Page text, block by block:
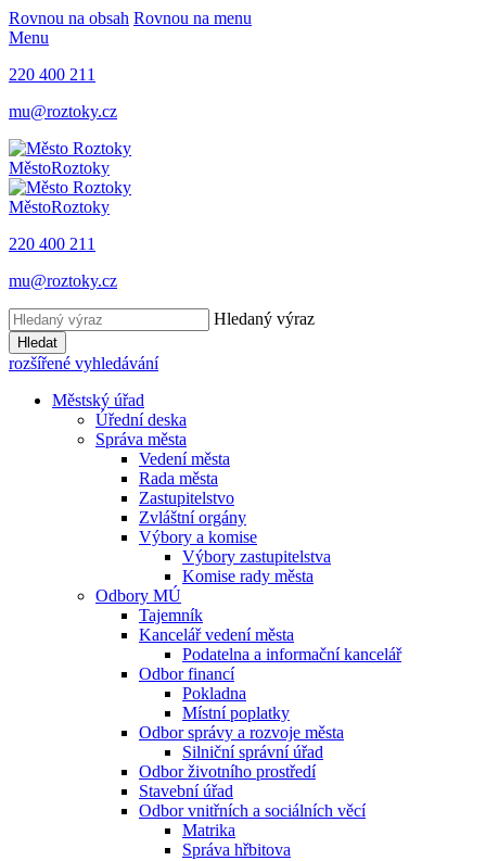
Rovnou na obsah Rovnou na menu
Menu
220 400 211
mu@roztoky.cz
MěstoRoztoky
MěstoRoztoky
220 400 211
mu@roztoky.cz
Hledaný výraz
Hledat
rozšířené vyhledávání
Městský úřad
Úřední deska
Správa města
Vedení města
Rada města
Zastupitelstvo
Zvláštní orgány
Výbory a komise
Výbory zastupitelstva
Komise rady města
Odbory MÚ
Tajemník
Kancelář vedení města
Podatelna a informační kancelář
Odbor financí
Pokladna
Místní poplatky
Odbor správy a rozvoje města
Silniční správní úřad
Odbor životního prostředí
Stavební úřad
Odbor vnitřních a sociálních věcí
Matrika
Správa hřbitova